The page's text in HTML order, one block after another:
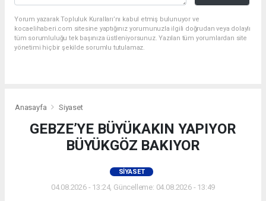
Yorum yazarak Topluluk Kuralları’nı kabul etmiş bulunuyor ve
kocaelihaberi.com sitesine yaptığınız yorumunuzla ilgili doğrudan veya dolaylı
tüm sorumluluğu tek başınıza üstleniyorsunuz. Yazılan tüm yorumlardan site
yönetimi hiçbir şekilde sorumlu tutulamaz.
Anasayfa Siyaset
GEBZE’YE BÜYÜKAKIN YAPIYOR
BÜYÜKGÖZ BAKIYOR
SIYASET
04.08.2026 - 13:24, Güncelleme: 04.08.2026 - 13:49